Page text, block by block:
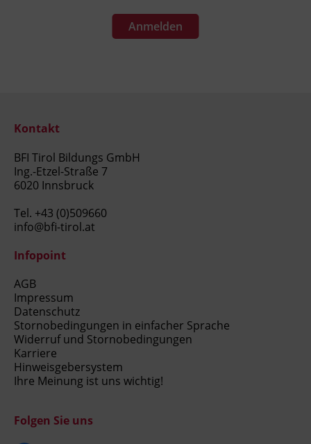
Anmelden
Kontakt
BFI Tirol Bildungs GmbH
Ing.-Etzel-Straße 7
6020 Innsbruck
Tel. +43 (0)509660
info@bfi-tirol.at
Infopoint
AGB
Impressum
Datenschutz
Stornobedingungen in einfacher Sprache
Widerruf und Stornobedingungen
Karriere
Hinweisgebersystem
Ihre Meinung ist uns wichtig!
Folgen Sie uns